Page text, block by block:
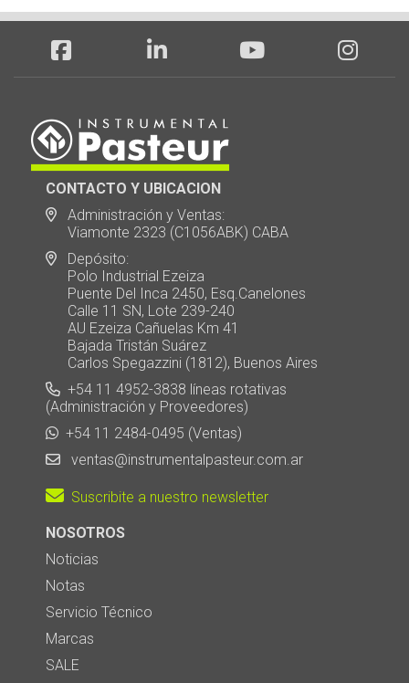
CONTACTO Y UBICACION
Administración y Ventas:
Viamonte 2323 (C1056ABK) CABA
Depósito:
Polo Industrial Ezeiza
Puente Del Inca 2450, Esq.Canelones
Calle 11 SN, Lote 239-240
AU Ezeiza Cañuelas Km 41
Bajada Tristán Suárez
Carlos Spegazzini (1812), Buenos Aires
+54 11 4952-3838 líneas rotativas
(Administración y Proveedores)
+54 11 2484-0495 (Ventas)
ventas@instrumentalpasteur.com.ar
Suscribite a nuestro newsletter
NOSOTROS
Noticias
Notas
Servicio Técnico
Marcas
SALE